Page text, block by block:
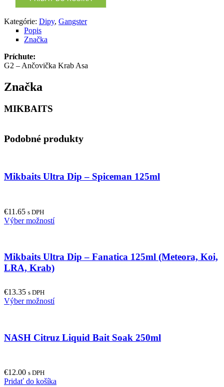
Kategórie: Dipy, Gangster
Popis
Značka
Príchute:
G2 – Ančovička Krab Asa
Značka
MIKBAITS
Podobné produkty
Mikbaits Ultra Dip – Spiceman 125ml
€11.65 s DPH
Výber možnostíThis
variants.
The
chosen
page
Mikbaits Ultra Dip – Fanatica 125ml (Meteora, Koi,
LRA, Krab)
€13.35 s DPH
Výber možnostíThis
variants.
chosen
NASH Citruz Liquid Bait Soak 250ml
€12.00 s DPH
Pridať do košíka